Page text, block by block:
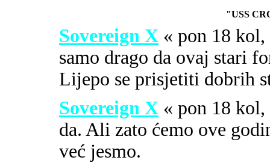
"USS
Sovereign X « pon 18
samo drago da ovaj stari
Lijepo se prisjetiti dobrih
Sovereign X « pon 18
da. Ali zato ćemo ove
već jesmo.